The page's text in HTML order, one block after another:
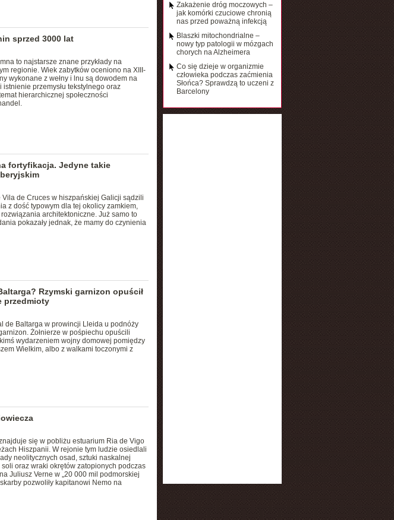
sprzed 3000 lat
to najstarsze znane przykłady na
regionie. Wiek zabytków oceniono na XIII-
wykonane z wełny i lnu są dowodem na
przemysłu tekstylnego oraz
hierarchicznej społeczności
fortyfikacja. Jedyne takie
de Cruces w hiszpańskiej Galicji sądzili
z dość typowym dla tej okolicy zamkiem,
architektoniczne. Już samo to
pokazały jednak, że mamy do czynienia
Rzymski garnizon opuścił
przedmioty
de Baltarga w prowincji Lleida u podnóży
Żołnierze w pośpiechu opuścili
wydarzeniem wojny domowej pomiędzy
Wielkim, albo z walkami toczonymi z
się w pobliżu estuarium Ria de Vigo
Hiszpanii. W rejonie tym ludzie osiedlali
neolitycznych osad, sztuki naskalnej
oraz wraki okrętów zatopionych podczas
Juliusz Verne w „20 000 mil podmorskiej
pozwoliły kapitanowi Nemo na
Zakażenie dróg moczowych –
jak komórki czuciowe chronią
nas przed poważną infekcją
Blaszki mitochondrialne –
nowy typ patologii w mózgach
chorych na Alzheimera
Co się dzieje w organizmie
człowieka podczas zaćmienia
Słońca? Sprawdzą to uczeni z
Barcelony